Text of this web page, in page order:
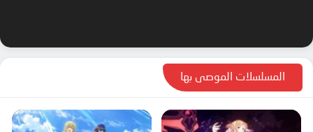
المسلسلات الموصى بها